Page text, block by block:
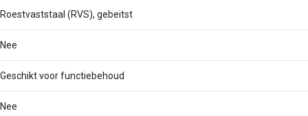
Roestvaststaal (RVS), gebeitst
Nee
Geschikt voor functiebehoud
Nee